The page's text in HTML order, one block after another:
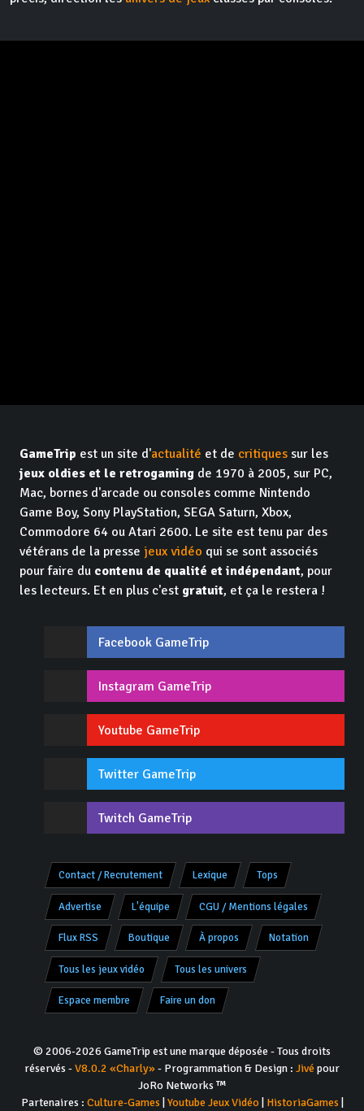
GameTrip est un site d'actualité et de critiques sur les
jeux oldies et le retrogaming de 1970 à 2005, sur PC,
Mac, bornes d'arcade ou consoles comme Nintendo
Game Boy, Sony PlayStation, SEGA Saturn, Xbox,
Commodore 64 ou Atari 2600. Le site est tenu par des
vétérans de la presse jeux vidéo qui se sont associés
pour faire du contenu de qualité et indépendant, pour
les lecteurs. Et en plus c'est gratuit, et ça le restera !
Facebook GameTrip
Instagram GameTrip
Youtube GameTrip
Twitter GameTrip
Twitch GameTrip
Contact / Recrutement Lexique Tops
Advertise L'équipe CGU / Mentions légales
Flux RSS Boutique À propos Notation
Tous les jeux vidéo Tous les univers
Espace membre Faire un don
© 2006-2026 GameTrip est une marque déposée - Tous droits
réservés -V8.0.2 «Charly»- Programmation & Design : Jivépour
JoRo Networks ™
Partenaires : Culture-Games Youtube Jeux Vidéo| HistoriaGames